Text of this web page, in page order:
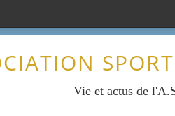
Vie et actus de